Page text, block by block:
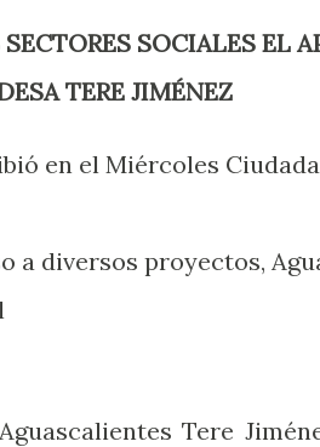
TERE JIMÉNEZ
en el Miércoles
a diversos proyectos,
Tere